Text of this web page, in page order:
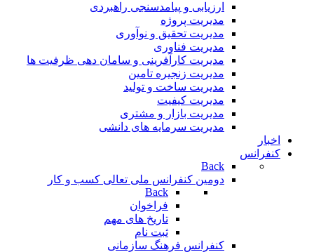
ارزیابی و پیامدسنجی راهبردی
مدیریت پروژه
مدیریت تحقیق و نوآوری
مدیریت فناوری
مدیریت کارآفرینی و سامان دهی ظرفیت ها
مدیریت زنجیره تامین
مدیریت ساخت و تولید
مدیریت کیفیت
مدیریت بازار و مشتری
مدیریت سرمایه های دانشی
اخبار
کنفرانس
Back
دومین کنفرانس ملی تعالی کسب و کار
Back
فراخوان
تاريخ های مهم
ثبت نام
کنفرانس فرهنگ سازمانی